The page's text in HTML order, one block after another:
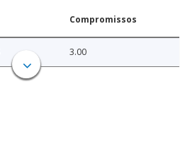
Compromissos
3.00